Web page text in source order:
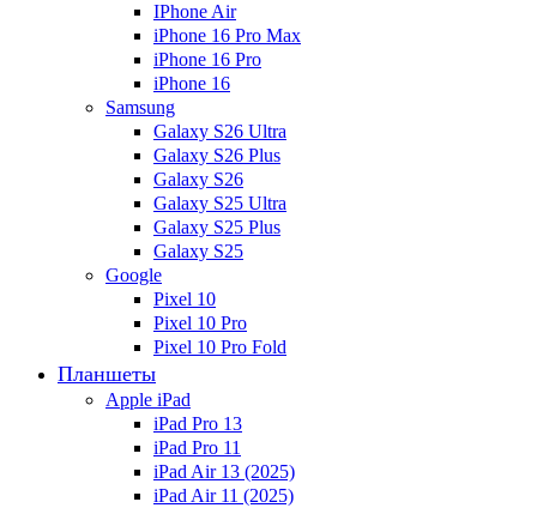
IPhone Air
iPhone 16 Pro Max
iPhone 16 Pro
iPhone 16
Samsung
Galaxy S26 Ultra
Galaxy S26 Plus
Galaxy S26
Galaxy S25 Ultra
Galaxy S25 Plus
Galaxy S25
Google
Pixel 10
Pixel 10 Pro
Pixel 10 Pro Fold
Планшеты
Apple iPad
iPad Pro 13
iPad Pro 11
iPad Air 13 (2025)
iPad Air 11 (2025)